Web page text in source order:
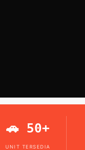
🚗 50+
UNIT TERSEDIA